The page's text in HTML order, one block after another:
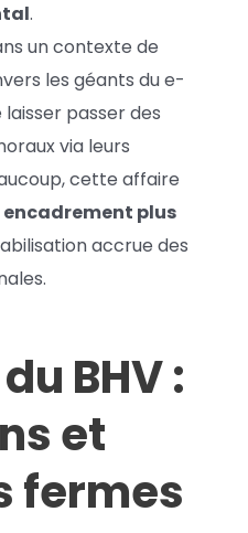
.
un contexte de
les géants du e-
passer des
via leurs
cette affaire
encadrement plus
accrue des
BHV :
et
fermes